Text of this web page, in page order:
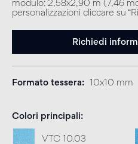
modulo: 2,58x2,90 m (7,46
personalizzazioni cliccare su
Richiedi
Formato tessera 10x10 mm
Colori principali
VTC 10.03